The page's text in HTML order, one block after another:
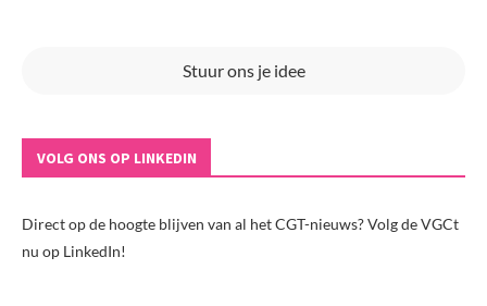
Stuur ons je idee
VOLG ONS OP LINKEDIN
Direct op de hoogte blijven van al het CGT-nieuws? Volg de VGCt
nu op LinkedIn!